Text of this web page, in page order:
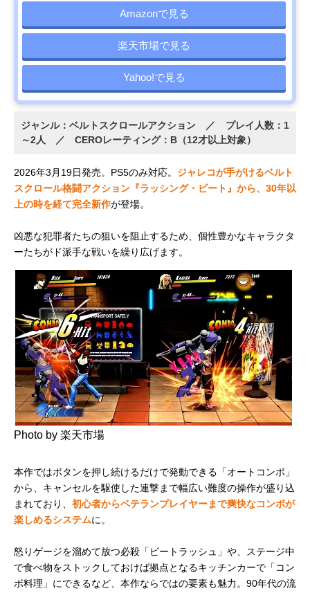
Amazonで見る
楽天市場で見る
Yahoo!で見る
ジャンル：ベルトスクロールアクション ／ プレイ人数：1
～2人 ／ CEROレーティング：B（12才以上対象）
2026年3月19日発売。PS5のみ対応。 ジャレコが手がけるベルト
スクロール格闘アクション『ラッシング・ビート』から、30年以
上の時を経て完全新作が登場。
凶悪な犯罪者たちの狙いを阻止するため、個性豊かなキャラクタ
ーたちがド派手な戦いを繰り広げます。
Photo by 楽天市場
本作ではボタンを押し続けるだけで発動できる「オートコンボ」
から、キャンセルを駆使した連撃まで幅広い難度の操作が盛り込
まれており、 初心者からベテランプレイヤーまで爽快なコンボが
楽しめるシステムに。
怒りゲージを溜めて放つ必殺「ビートラッシュ」や、ステージ中
で食べ物をストックしておけば拠点となるキッチンカーで「コン
ボ料理」にできるなど、本作ならではの要素も魅力。90年代の流